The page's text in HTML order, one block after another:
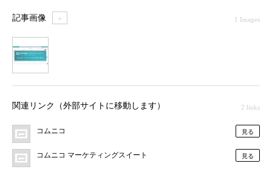
記事画像 ＋ 1 Images
関連リンク（外部サイトに移動します） 2 links
コムニコ 見る
コムニコ マーケティングスイート 見る